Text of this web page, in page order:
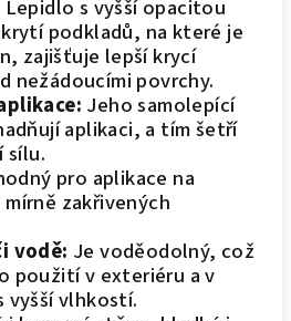
Lepidlo s vyšší opacitou
podkladů, na které je
zajišťuje lepší krycí
nežádoucími povrchy.
Jeho samolepící
aplikaci, a tím šetří
sílu.
pro aplikace na
zakřivených
vodě: Je voděodolný, což
použití v exteriéru a v
vyšší vlhkostí.